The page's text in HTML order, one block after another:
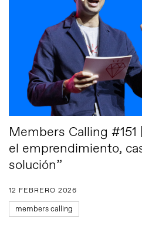
Members Calling #151
el emprendimiento,
solución”
12 FEBRERO 2026
members calling